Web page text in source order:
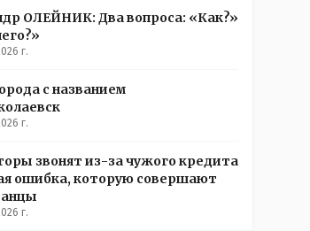
ОЛЕЙНИК: Два вопроса: «Как?»
г.
с названием
г.
звонят из-за чужого кредита
ошибка, которую совершают
г.